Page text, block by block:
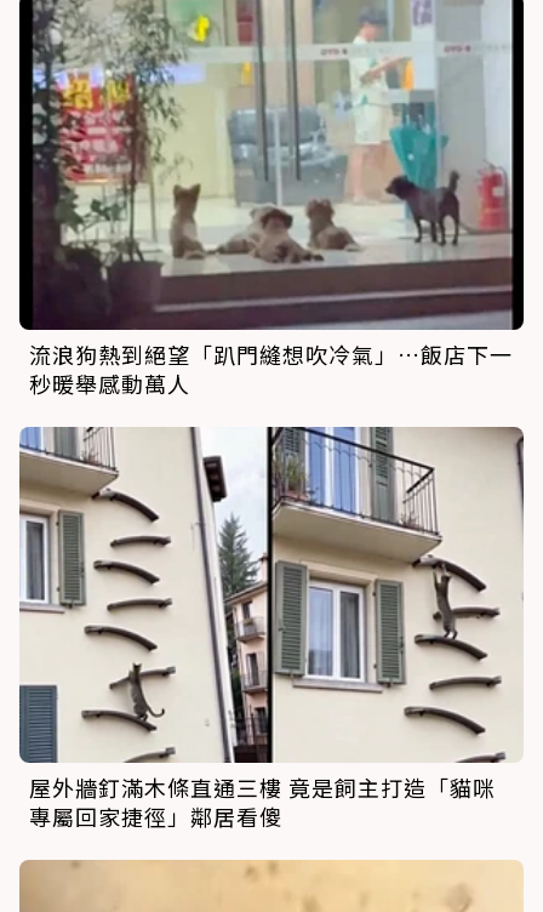
流浪狗熱到絕望「趴門縫想吹冷氣」…飯店下一
秒暖舉感動萬人
屋外牆釘滿木條直通三樓 竟是飼主打造「貓咪
專屬回家捷徑」鄰居看傻